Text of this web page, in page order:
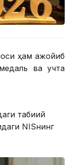
ҳам ажойиб
ва учта
табиий
NISнинг